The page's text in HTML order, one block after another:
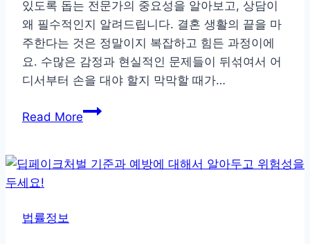
있도록 돕는 전문가의 중요성을 알아보고, 상담이
왜 필수적인지 알려드립니다. 결혼 생활의 끝을 마
주한다는 것은 정말이지 복잡하고 힘든 과정이에
요. 수많은 감정과 현실적인 문제들이 뒤섞여서 어
디서부터 손을 대야 할지 막막할 때가…
Read More이
문
법률정보